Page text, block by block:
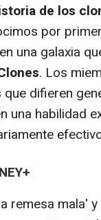
de los
por
una galaxia
. Los
difieren
una habilidad
remesa mala'